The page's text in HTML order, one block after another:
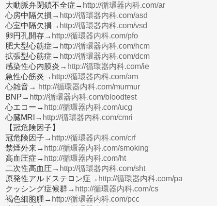
大動脈弁閉鎖不全症→ http://循環器内科.com/ar
心房中隔欠損→ http://循環器内科.com/asd
心室中隔欠損→ http://循環器内科.com/vsd
卵円孔開存→ http://循環器内科.com/pfo
肥大型心筋症→ http://循環器内科.com/hcm
拡張型心筋症→ http://循環器内科.com/dcm
感染性心内膜炎→ http://循環器内科.com/ie
急性心筋炎→ http://循環器内科.com/am
心雑音→ http://循環器内科.com/murmur
BNP→ http://循環器内科.com/bloodtest
心エコー→ http://循環器内科.com/ucg
心臓MRI→ http://循環器内科.com/cmri
【冠危険因子】
冠危険因子→ http://循環器内科.com/crf
禁煙外来→ http://循環器内科.com/smoking
高血圧症→ http://循環器内科.com/ht
二次性高血圧→ http://循環器内科.com/sht
原発性アルドステロン症→ http://循環器内科.com/pa
クッシング症候群→ http://循環器内科.com/cs
褐色細胞腫→ http://循環器内科.com/pcc